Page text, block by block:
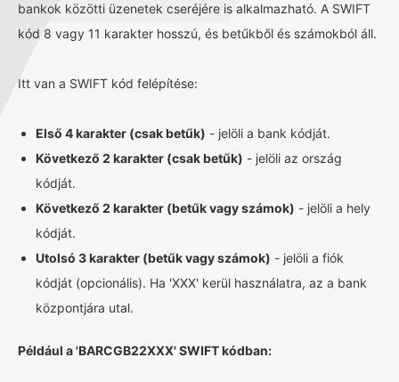
bankok közötti üzenetek cseréjére is alkalmazható. A SWIFT
kód 8 vagy 11 karakter hosszú, és betűkből és számokból áll.
Itt van a SWIFT kód felépítése:
Első 4 karakter (csak betűk) - jelöli a bank kódját.
Következő 2 karakter (csak betűk) - jelöli az ország
kódját.
Következő 2 karakter (betűk vagy számok) - jelöli a hely
kódját.
Utolsó 3 karakter (betűk vagy számok) - jelöli a fiók
kódját (opcionális). Ha 'XXX' kerül használatra, az a bank
központjára utal.
Például a 'BARCGB22XXX' SWIFT kódban: